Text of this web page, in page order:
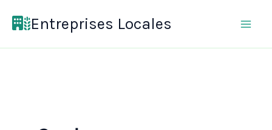
Entreprises Locales